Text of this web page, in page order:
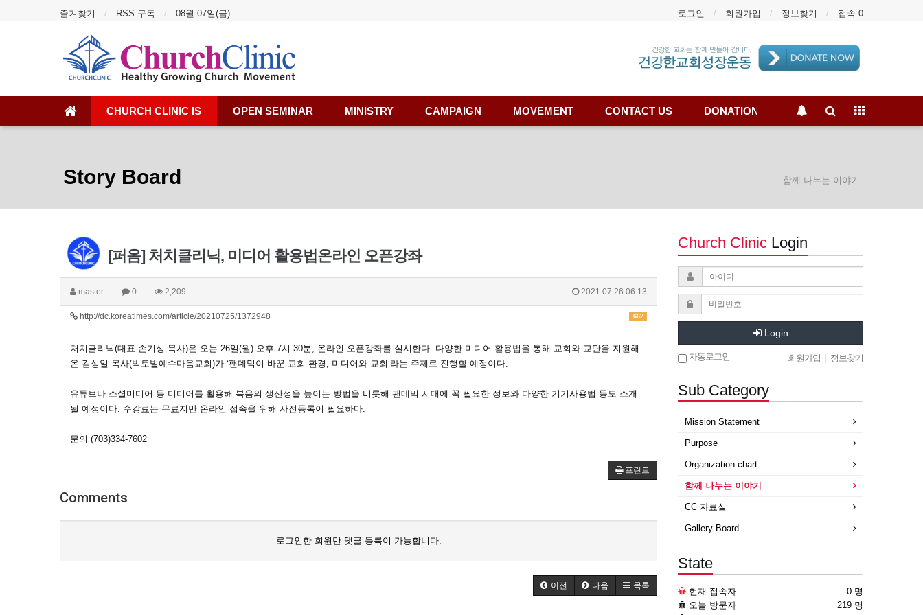
즐겨찾기 RSS 구독 08월 07일(금) 로그인 회원가입 정보찾기 접속 0
CHURCH CLINIC IS OPEN SEMINAR MINISTRY CAMPAIGN MOVEMENT CONTACT US DONATION
Story Board 함께 나누는 이야기
[퍼옴] 처치클리닉, 미디어 활용법온라인 오픈강좌
master 0 2,209 2021.07.26 06:13
662
http://dc.koreatimes.com/article/20210725/1372948
처치클리닉(대표 손기성 목사)은 오는 26일(월) 오후 7시 30분, 온라인 오픈강좌를 실시한다. 다양한 미디어 활용법을 통해 교회와 교단을 지원해
온 김성일 목사(빅토빌예수마음교회)가 ‘팬데믹이 바꾼 교회 환경, 미디어와 교회’라는 주제로 진행할 예정이다.
유튜브나 소셜미디어 등 미디어를 활용해 복음의 생산성을 높이는 방법을 비롯해 팬데믹 시대에 꼭 필요한 정보와 다양한 기기사용법 등도 소개
될 예정이다. 수강료는 무료지만 온라인 접속을 위해 사전등록이 필요하다.
문의 (703)334-7602
프린트
Comments
로그인한 회원만 댓글 등록이 가능합니다.
이전 다음 목록
Church Clinic Login
Login
자동로그인 회원가입 정보찾기
Sub Category
Mission Statement
Purpose
Organization chart
함께 나누는 이야기
CC 자료실
Gallery Board
State
현재 접속자
0 명
오늘 방문자
219 명